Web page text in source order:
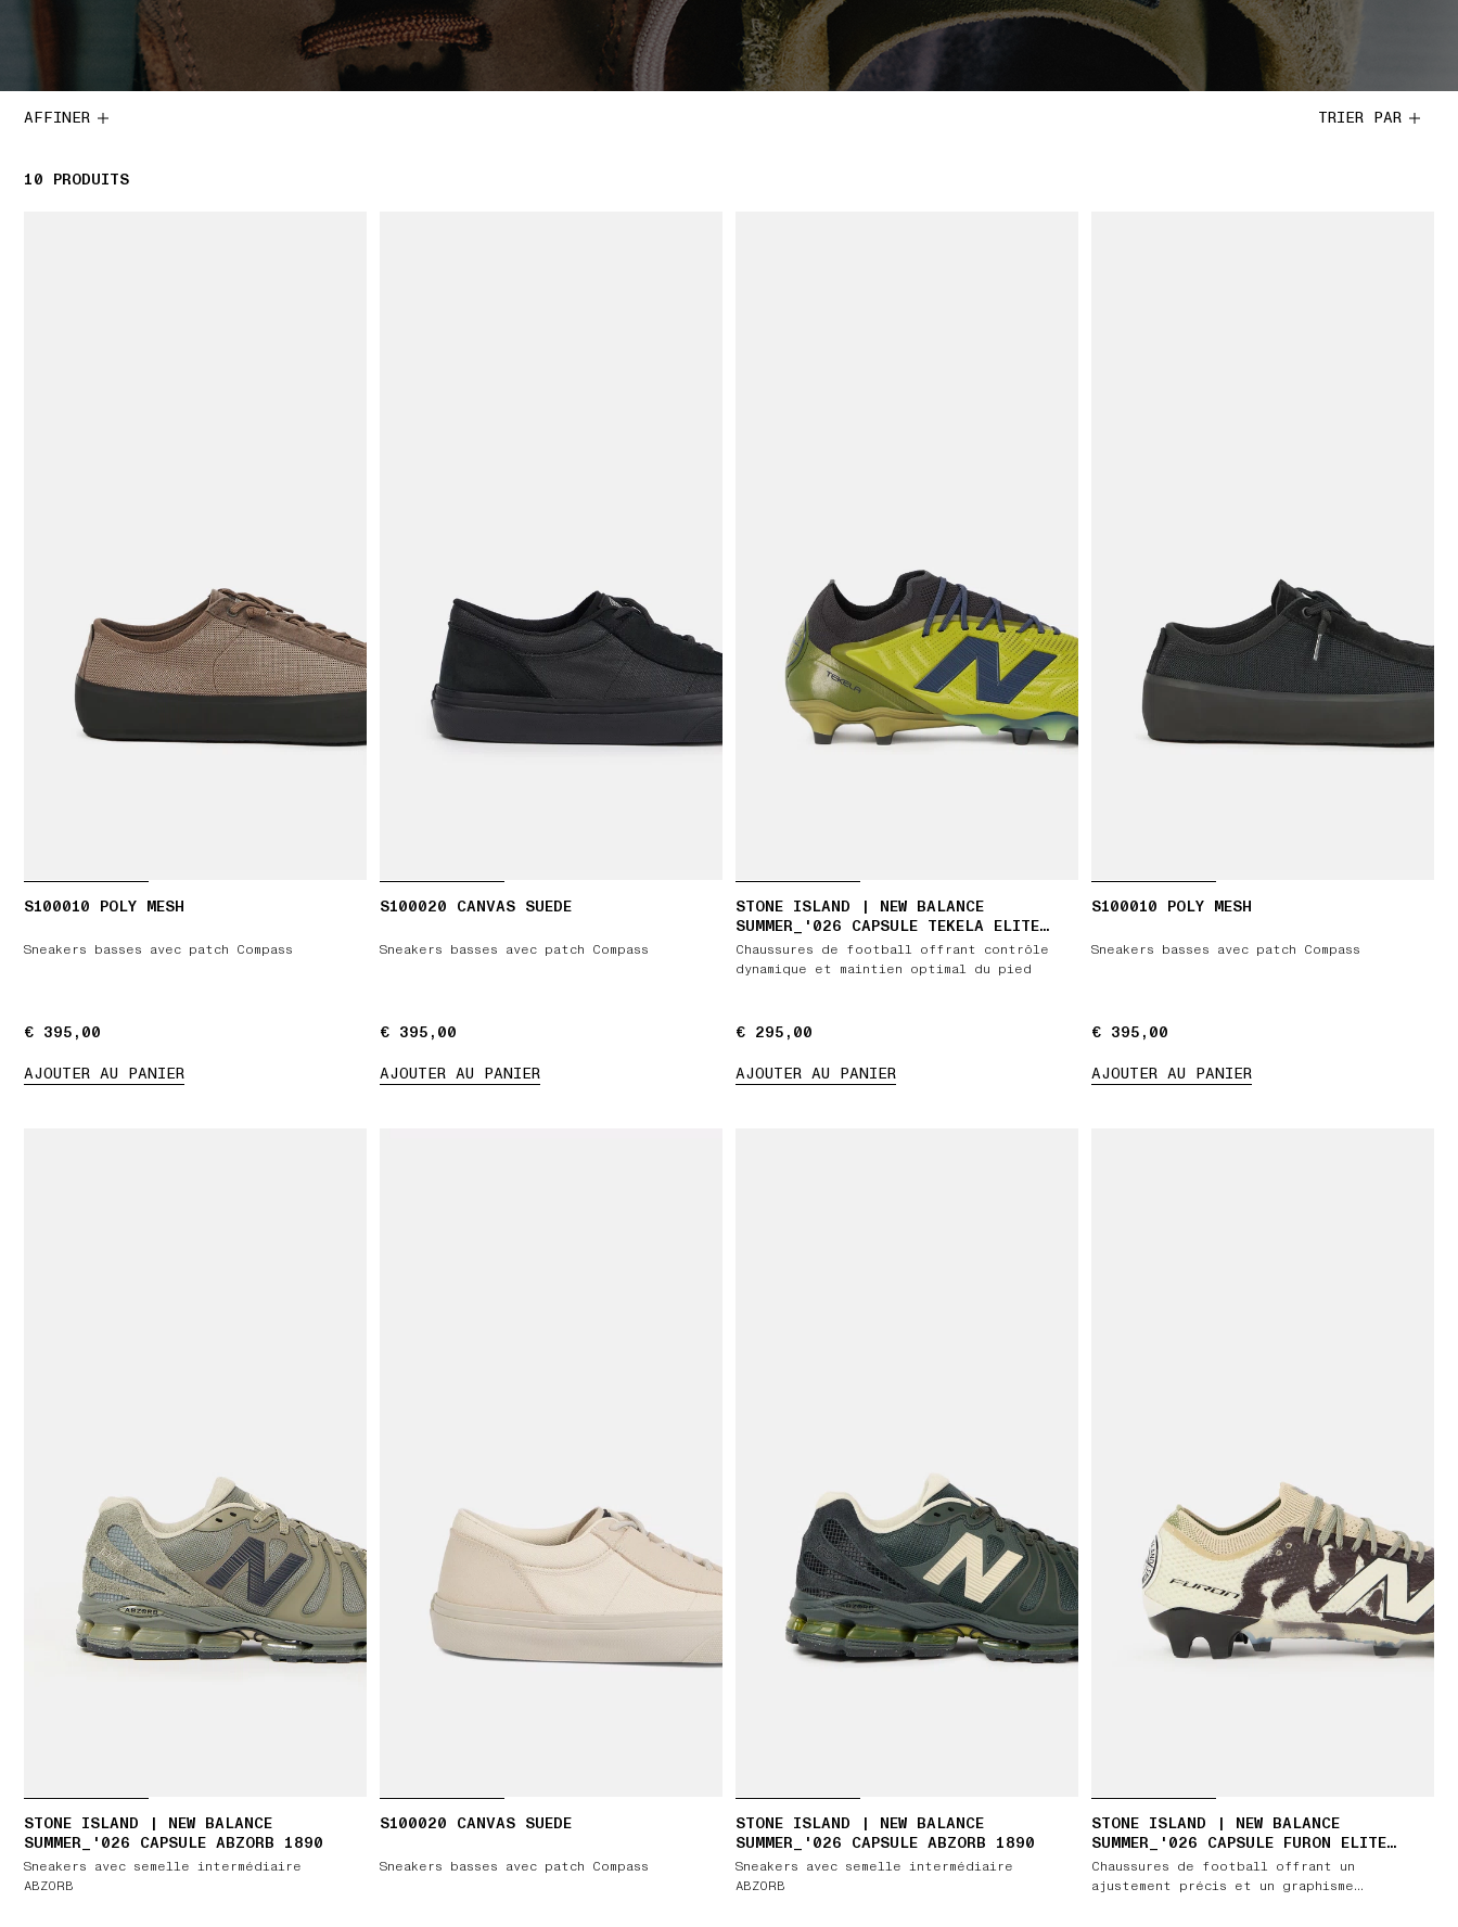
AFFINER TRIER PAR
10 10 PRODUITS
PRODUITS
S100010 POLY MESH
Sneakers basses avec patch Compass
€ 395,00
€ 395,00
AJOUTER AU PANIER
S100020 CANVAS SUEDE
Sneakers basses avec patch Compass
€ 395,00
€ 395,00
AJOUTER AU PANIER
STONE ISLAND | NEW BALANCE
SUMMER_'026 CAPSULE TEKELA ELITE
LOW FG V5
Chaussures de football offrant contrôle
dynamique et maintien optimal du pied
€ 295,00
€ 295,00
AJOUTER AU PANIER
S100010 POLY MESH
Sneakers basses avec patch Compass
€ 395,00
€ 395,00
AJOUTER AU PANIER
STONE ISLAND | NEW BALANCE
SUMMER_'026 CAPSULE ABZORB 1890
Sneakers avec semelle intermédiaire
ABZORB
S100020 CANVAS SUEDE
Sneakers basses avec patch Compass
STONE ISLAND | NEW BALANCE
SUMMER_'026 CAPSULE ABZORB 1890
Sneakers avec semelle intermédiaire
ABZORB
STONE ISLAND | NEW BALANCE
SUMMER_'026 CAPSULE FURON ELITE
FG V9
Chaussures de football offrant un
ajustement précis et un graphisme